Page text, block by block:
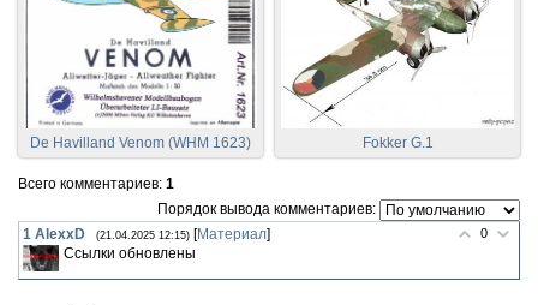
De Havilland Venom (WHM 1623) Fokker G.1
Всего комментариев: 1
Порядок вывода комментариев:
0
1 AlexxD (21.04.2025 12:15) [Материал]
Ссылки обновлены